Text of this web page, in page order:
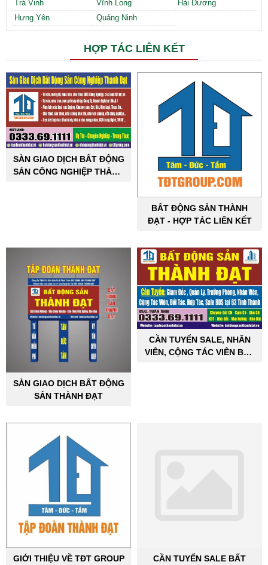
Trà Vinh Vĩnh Long
Hải Dương
Hưng Yên
Quảng Ninh
HỢP TÁC LIÊN KẾT
SÀN GIAO DỊCH BẤT ĐỘNG
SẢN CÔNG NGHIỆP THÀNH
BẤT ĐỘNG SẢN THÀNH
ĐẠT - HỢP TÁC LIÊN KẾT
SÀN GIAO DỊCH BẤT ĐỘNG
SẢN THÀNH ĐẠT
CẦN TUYỂN SALE, NHÂN
VIÊN, CỘNG TÁC VIÊN BẤT
GIỚI THIỆU VỀ TĐT GROUP
CẦN TUYỂN SALE BẤT